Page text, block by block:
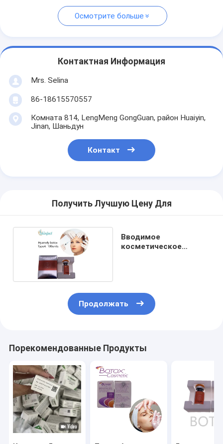
Осмотрите больше
Контактная Информация
Mrs. Selina
86-18615570557
Комната 814, LengMeng GongGuan, район Huaiyin,
Jinan, Шаньдун
Контакт
Получить Лучшую Цену Для
Вводимое
косметическое
Продолжать
Порекомендованные Продукты